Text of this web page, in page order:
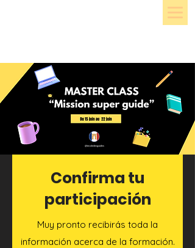
Confirma tu
participación
Muy pronto recibirás toda la
información acerca de la formación.